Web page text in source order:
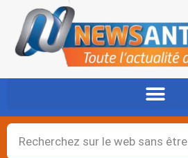
contenu
Rechercher